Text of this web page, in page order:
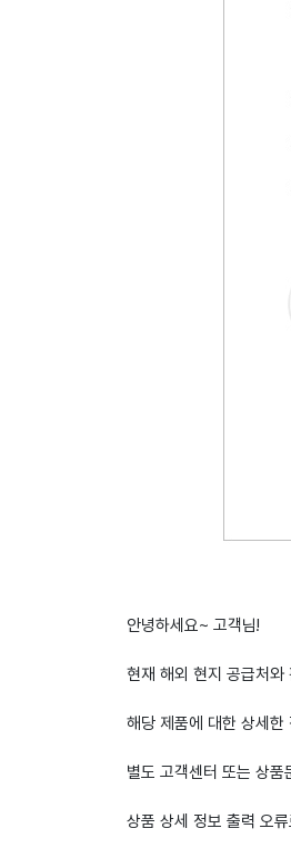
안녕하세요~ 고객님!
현재 해외 현지 공급처
해당 제품에 대한 상세한
별도 고객센터 또는 상
상품 상세 정보 출력 오